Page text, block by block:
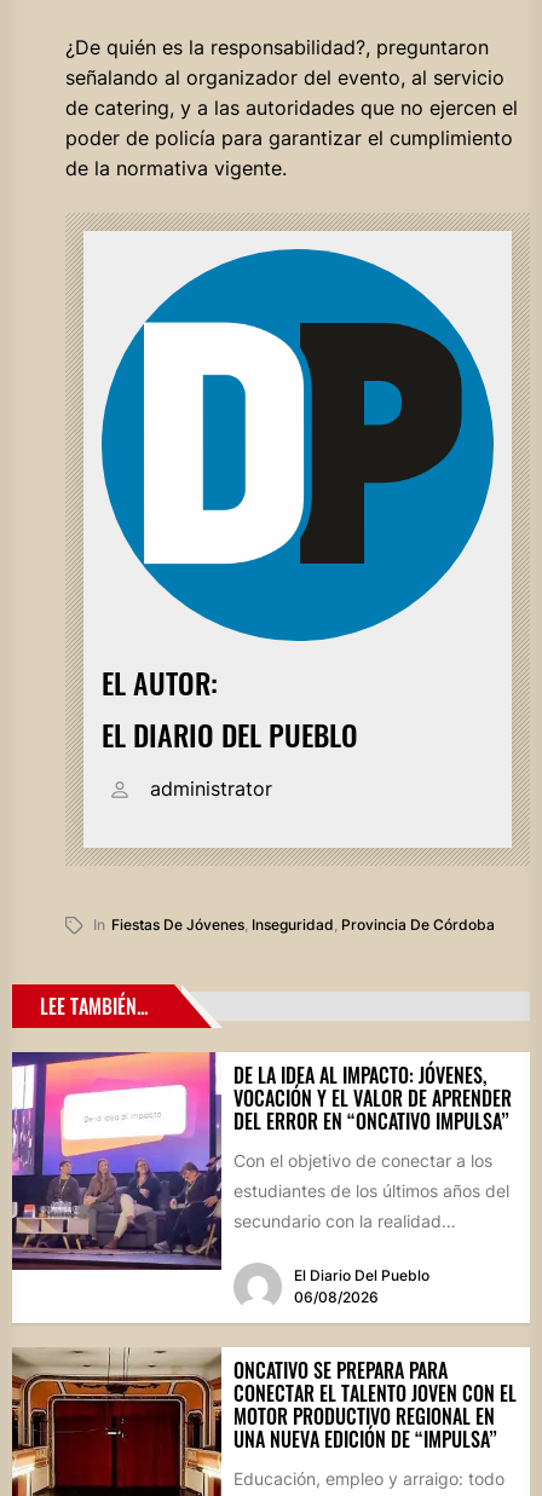
¿De quién es la responsabilidad?, preguntaron
señalando al organizador del evento, al servicio
de catering, y a las autoridades que no ejercen el
poder de policía para garantizar el cumplimiento
de la normativa vigente.
EL AUTOR:
EL DIARIO DEL PUEBLO
administrator
In Fiestas De Jóvenes, Inseguridad, Provincia De Córdoba
LEE TAMBIÉN...
DE LA IDEA AL IMPACTO: JÓVENES,
VOCACIÓN Y EL VALOR DE APRENDER
DEL ERROR EN “ONCATIVO IMPULSA”
Con el objetivo de conectar a los
estudiantes de los últimos años del
secundario con la realidad
El Diario Del Pueblo
06/08/2026
ONCATIVO SE PREPARA PARA
CONECTAR EL TALENTO JOVEN CON EL
MOTOR PRODUCTIVO REGIONAL EN
UNA NUEVA EDICIÓN DE “IMPULSA”
Educación, empleo y arraigo: todo